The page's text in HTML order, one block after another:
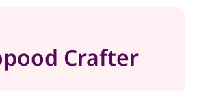
Crafter